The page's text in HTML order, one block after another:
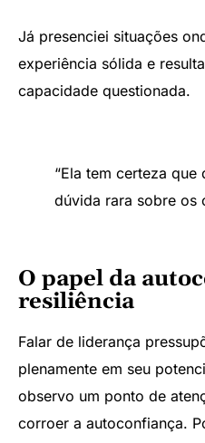
Já presenciei situações
experiência sólida e
capacidade questionada.
“Ela tem certeza que
dúvida rara sobre os
O papel da
resiliência
Falar de liderança
plenamente em seu
observo um ponto de
corroer a autoconfiança.